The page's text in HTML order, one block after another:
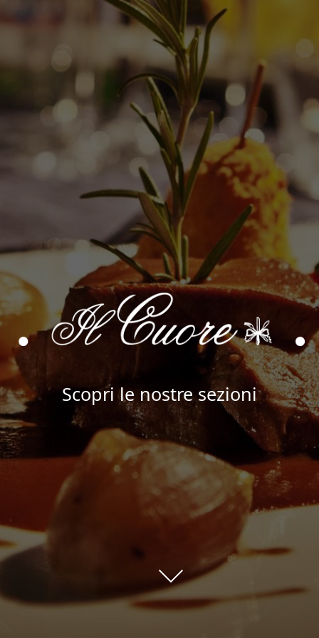
Scopri le nostre sezioni